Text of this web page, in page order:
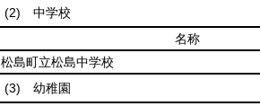
(2)
中学校
名称
松島町立松島中学校
(3)
幼稚園